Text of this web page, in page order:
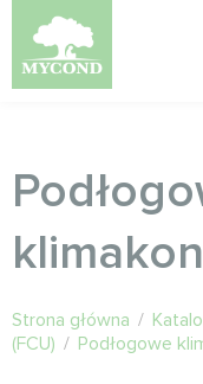
Strona główna /
(FCU) / Podłogowe